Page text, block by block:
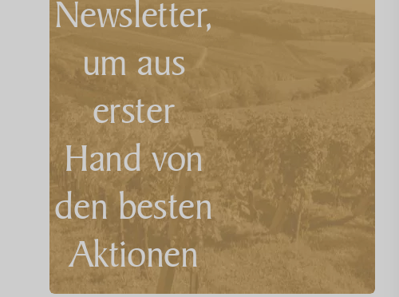
Newsletter,
um aus
erster
Hand von
den besten
Aktionen